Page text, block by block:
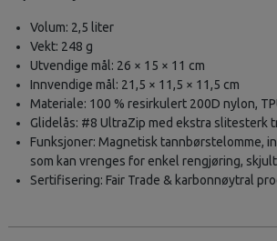
Volum: 2,5 liter
Vekt: 248 g
Utvendige mål: 26 × 15 × 11 cm
Innvendige mål: 21,5 × 11,5 × 11,5 cm
Materiale: 100 % resirkulert 200D nylon,
Glidelås: #8 UltraZip med ekstra slitesterk
Funksjoner: Magnetisk tannbørstelomme,
som kan vrenges for enkel rengjøring,
Sertifisering: Fair Trade & karbonnøytral